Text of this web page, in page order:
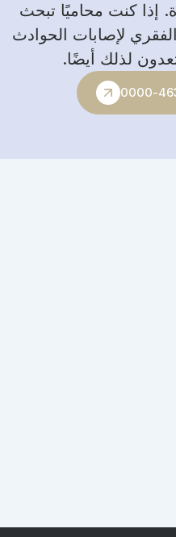
إذا كنت محاميًا تبحث
لإصابات الحوادث
لذلك أيضًا.